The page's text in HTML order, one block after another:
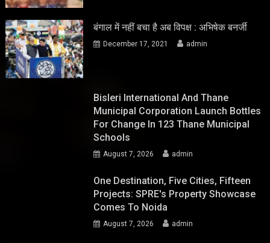
बंगाल में नहीं बचा है अब विपक्ष : अभिषेक बनर्जी
December 17, 2021 admin
Bisleri International And Thane
Municipal Corporation Launch Bottles
For Change In 123 Thane Municipal
Schools
August 7, 2026 admin
One Destination, Five Cities, Fifteen
Projects: SPRE's Property Showcase
Comes To Noida
August 7, 2026 admin